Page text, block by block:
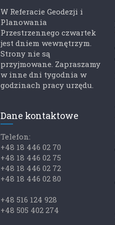
W Referacie Geodezji i
Planowania
Przestrzennego czwartek
jest dniem wewnętrzym.
Strony nie są
przyjmowane. Zapraszamy
w inne dni tygodnia w
godzinach pracy urzędu.
Dane kontaktowe
Telefon:
+48 18 446 02 70
+48 18 446 02 75
+48 18 446 02 72
+48 18 446 02 80
+48 516 124 928
+48 505 402 274